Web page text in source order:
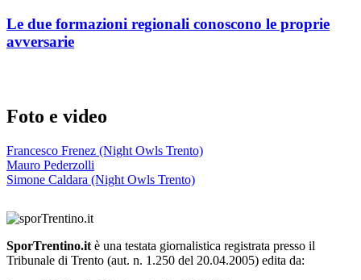
Le due formazioni regionali conoscono le proprie
avversarie
Foto e video
Francesco Frenez (Night Owls Trento)
Mauro Pederzolli
Simone Caldara (Night Owls Trento)
SporTrentino.it è una testata giornalistica registrata presso il
Tribunale di Trento (aut. n. 1.250 del 20.04.2005) edita da: